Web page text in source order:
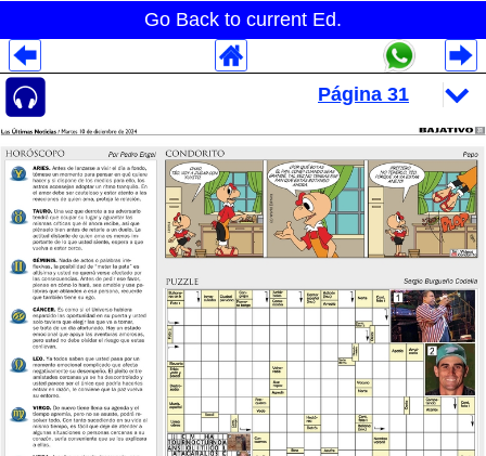
Go Back to current Ed.
Despliegues Analytics
Despliegues Totales
Despliegues por Rubros